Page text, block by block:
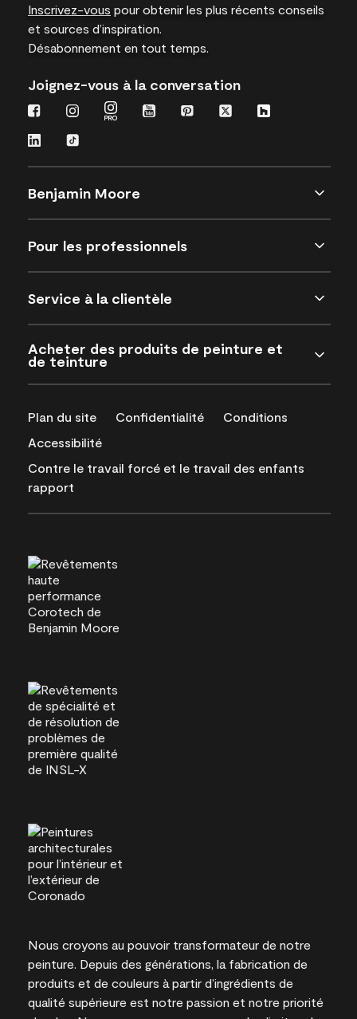
Inscrivez-vous pour obtenir les plus récents conseils
et sources d’inspiration.
Désabonnement en tout temps.
Joignez-vous à la conversation
Benjamin Moore
Pour les professionnels
Service à la clientèle
Acheter des produits de peinture et
de teinture
Plan du site Confidentialité
Conditions
Accessibilité
Contre le travail forcé et le travail des enfants
rapport
Nous croyons au pouvoir transformateur de notre
peinture. Depuis des générations, la fabrication de
produits et de couleurs à partir d’ingrédients de
qualité supérieure est notre passion et notre priorité